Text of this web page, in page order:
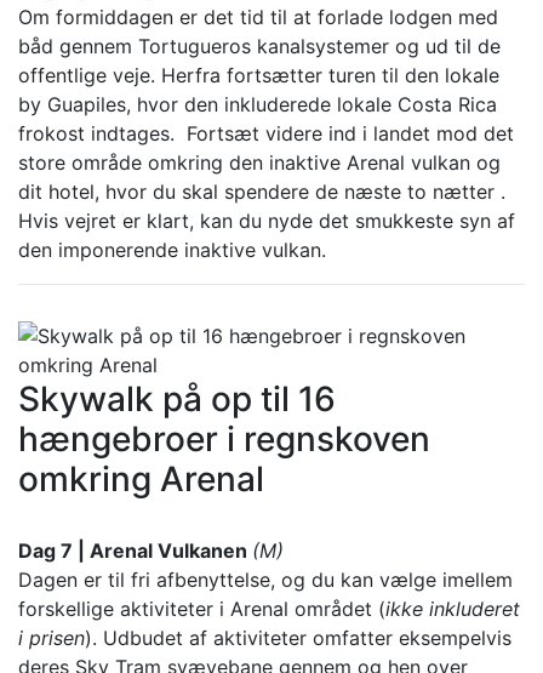
Om formiddagen er det tid til at forlade lodgen med
båd gennem Tortugueros kanalsystemer og ud til de
offentlige veje. Herfra fortsætter turen til den lokale
by Guapiles, hvor den inkluderede lokale Costa Rica
frokost indtages. Fortsæt videre ind i landet mod det
store område omkring den inaktive Arenal vulkan og
dit hotel, hvor du skal spendere de næste to nætter .
Hvis vejret er klart, kan du nyde det smukkeste syn af
den imponerende inaktive vulkan.
Skywalk på op til 16
hængebroer i regnskoven
omkring Arenal
Dag 7 | Arenal Vulkanen (M)
Dagen er til fri afbenyttelse, og du kan vælge imellem
forskellige aktiviteter i Arenal området (ikke inkluderet
i prisen). Udbudet af aktiviteter omfatter eksempelvis
deres Sky Tram svævebane gennem og hen over